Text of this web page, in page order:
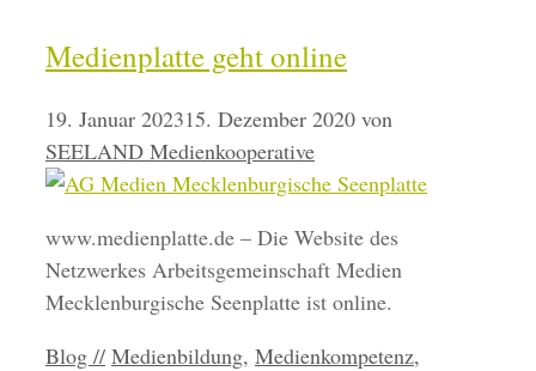
Medienplatte geht online
19. Januar 202315. Dezember 2020 von
SEELAND Medienkooperative
www.medienplatte.de – Die Website des
Netzwerkes Arbeitsgemeinschaft Medien
Mecklenburgische Seenplatte ist online.
Kategorien
Blog // Schlagwörter
Medienbildung, Medienkompetenz,